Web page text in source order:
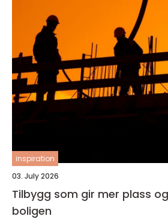
inspiration
03. July 2026
Tilbygg som gir mer plass
boligen